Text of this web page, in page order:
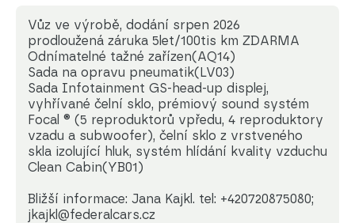
Vůz ve výrobě, dodání srpen 2026
prodloužená záruka 5let/100tis km ZDARMA
Odnímatelné tažné zařízen(AQ14)
Sada na opravu pneumatik(LV03)
Sada Infotainment GS-head-up displej,
vyhřívané čelní sklo, prémiový sound systém
Focal ® (5 reproduktorů vpředu, 4 reproduktory
vzadu a subwoofer), čelní sklo z vrstveného
skla izolující hluk, systém hlídání kvality vzduchu
Clean Cabin(YB01)
Bližší informace: Jana Kajkl. tel: +420720875080;
jkajkl@federalcars.cz